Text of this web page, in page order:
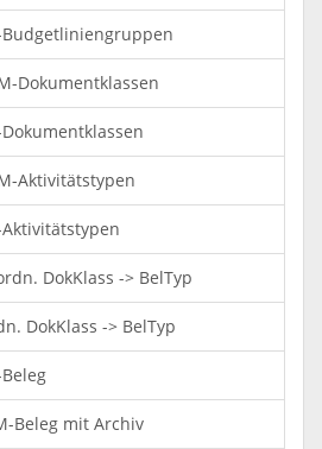
Budgetliniengruppen
Dokumentklassen
Aktivitätstypen
DokKlass -> BelTyp
DokKlass -> BelTyp
Beleg mit Archiv